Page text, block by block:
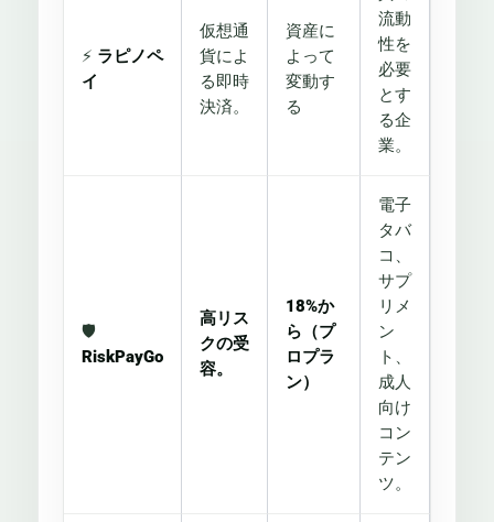
⚡ ラピノペ
イ
仮想通
貨によ
る即時
決済。
資産に
よって
変動す
る
流動
性を
必要
とす
る企
業。
🛡️
RiskPayGo
高リス
クの受
容。
18%か
ら（プ
ロプラ
ン）
電子
タバ
コ、
サプ
リメ
ン
ト、
成人
向け
コン
テン
ツ。